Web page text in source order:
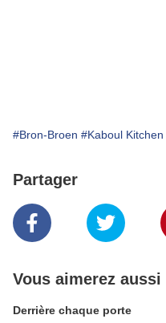
#Bron-Broen #Kaboul Kitchen
Partager
Vous aimerez aussi
Derrière chaque porte